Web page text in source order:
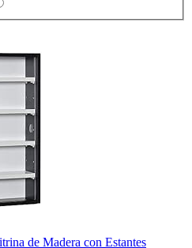
de Madera con Estantes